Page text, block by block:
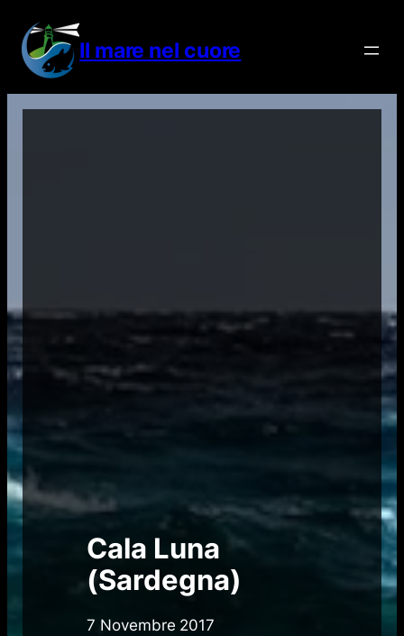
contenuto
Il mare nel cuore
Cala Luna
(Sardegna)
7 Novembre 2017